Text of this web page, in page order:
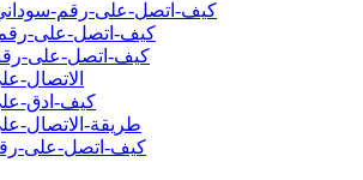
كيف-اتصل-على-رقم-
كيف-اتصل-على-
كيف-اتصل-على-
الاتصال-
كيف-ادق-
طريقة-الاتصال-
كيف-اتصل-على-